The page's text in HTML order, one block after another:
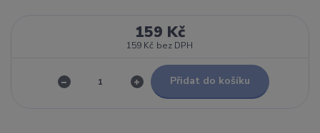
159 Kč
159 Kč bez DPH
Přidat do košíku